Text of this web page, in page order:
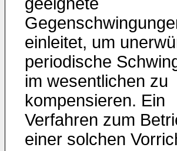
einleitet, um
periodische
im wesentlichen zu
kompensieren. Ein
Verfahren zum
einer solchen